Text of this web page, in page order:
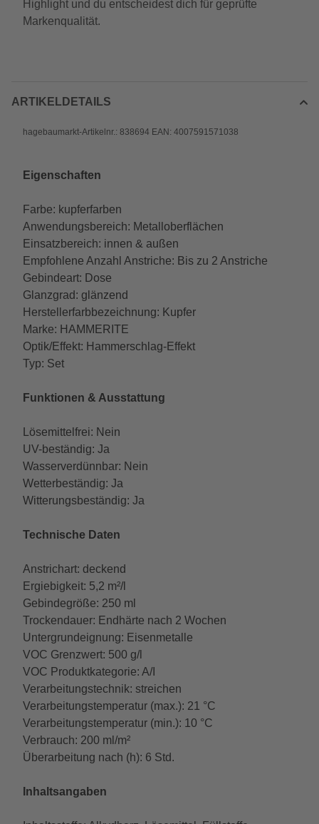
Highlight und du entscheidest dich für geprüfte
Markenqualität.
ARTIKELDETAILS
hagebaumarkt-Artikelnr.: 838694 EAN: 4007591571038
Eigenschaften
Farbe: kupferfarben
Anwendungsbereich: Metalloberflächen
Einsatzbereich: innen & außen
Empfohlene Anzahl Anstriche: Bis zu 2 Anstriche
Gebindeart: Dose
Glanzgrad: glänzend
Herstellerfarbbezeichnung: Kupfer
Marke: HAMMERITE
Optik/Effekt: Hammerschlag-Effekt
Typ: Set
Funktionen & Ausstattung
Lösemittelfrei: Nein
UV-beständig: Ja
Wasserverdünnbar: Nein
Wetterbeständig: Ja
Witterungsbeständig: Ja
Technische Daten
Anstrichart: deckend
Ergiebigkeit: 5,2 m²/l
Gebindegröße: 250 ml
Trockendauer: Endhärte nach 2 Wochen
Untergrundeignung: Eisenmetalle
VOC Grenzwert: 500 g/l
VOC Produktkategorie: A/I
Verarbeitungstechnik: streichen
Verarbeitungstemperatur (max.): 21 °C
Verarbeitungstemperatur (min.): 10 °C
Verbrauch: 200 ml/m²
Überarbeitung nach (h): 6 Std.
Inhaltsangaben